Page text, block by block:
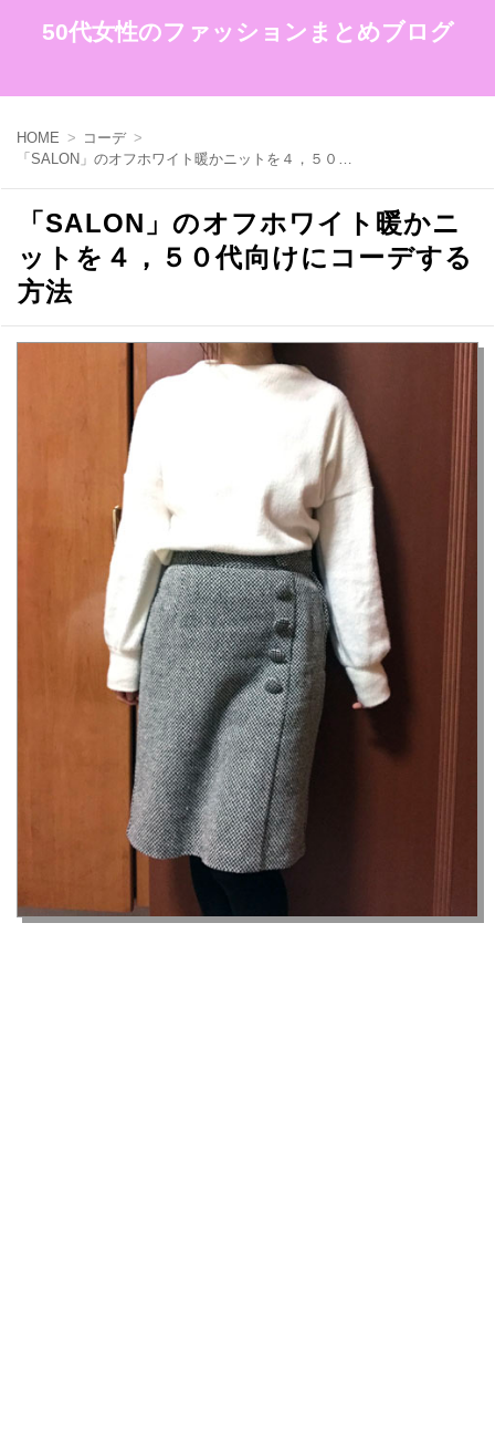
50代女性のファッションまとめブログ
HOME
コーデ
「SALON」のオフホワイト暖かニットを４，５０代向けにコーデする方法
「SALON」のオフホワイト暖かニ
ットを４，５０代向けにコーデする
方法